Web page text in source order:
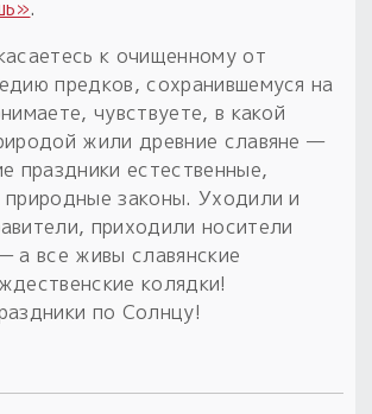
.
к очищенному от
предков, сохранившемуся на
чувствуете, в какой
жили древние славяне —
праздники естественные,
природные законы. Уходили и
приходили носители
а все живы славянские
колядки!
по Солнцу!